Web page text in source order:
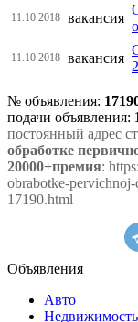
11.10.2018 вакансия
11.10.2018 вакансия
№ объявления:
подачи объявления:
постоянный адрес
обработке
20000+премия:
obrabotke-
17190.html
Объявления
Авто
Недвижимость